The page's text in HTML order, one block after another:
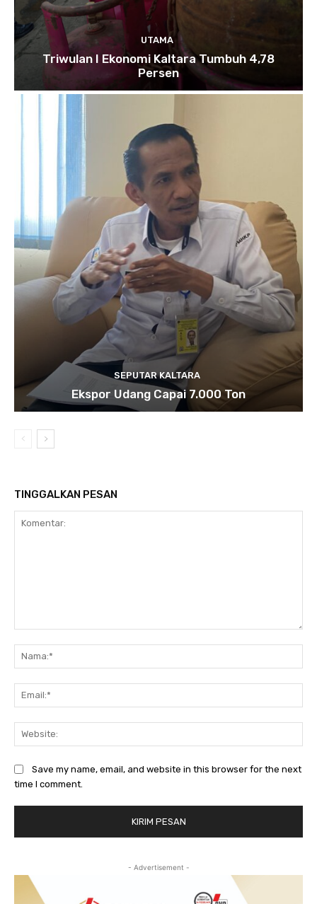
UTAMA
Triwulan I Ekonomi Kaltara Tumbuh 4,78
Persen
SEPUTAR KALTARA
Ekspor Udang Capai 7.000 Ton
TINGGALKAN PESAN
Save my name, email, and website in this browser for the next
time I comment.
- Advertisement -